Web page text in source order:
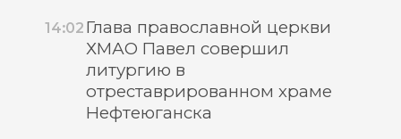
14:02 Глава православной церкви
ХМАО Павел совершил
литургию в
отреставрированном храме
Нефтеюганска